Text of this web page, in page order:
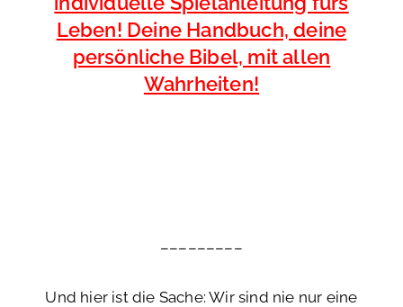
Leben! Deine Handbuch, deine
persönliche Bibel, mit allen
Wahrheiten!
–––––––––
Und hier ist die Sache: Wir sind nie nur eine